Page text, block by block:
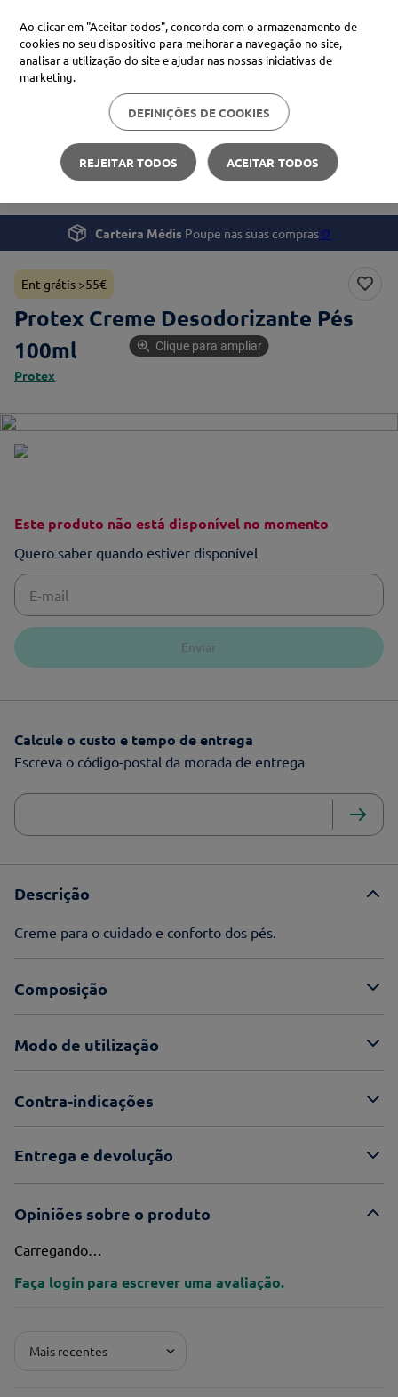
Procure no Marketplace Médis
Pesquisas mais comuns
xiaomi
4º svr
Beleza e Cuidado pessoal
Protex Creme Desodorizante Pés 100ml
Carteira Médis Poupe nas suas compras🪙
Ent grátis >55€
Protex Creme Desodorizante Pés
100ml
Protex
Clique para ampliar
Este produto não está disponível no momento
Quero saber quando estiver disponível
Enviar
Calcule o custo e tempo de entrega
Escreva o código-postal da morada de entrega
Descrição
Creme para o cuidado e conforto dos pés.
Composição
Modo de utilização
Contra-indicações
Entrega e devolução
Opiniões sobre o produto
Carregando…
Faça login para escrever uma avaliação.
Mais recentes
Ao clicar em "Aceitar todos", concorda com o armazenamento de
cookies no seu dispositivo para melhorar a navegação no site,
analisar a utilização do site e ajudar nas nossas iniciativas de
marketing.
DEFINIÇÕES DE COOKIES
REJEITAR TODOS ACEITAR TODOS